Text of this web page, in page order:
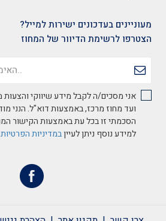
מעוניינים בעדכונים ישירות למייל?
הצטרפו לרשימת הדיוור של המחוז
אני מסכים/ה לקבל מידע שיווקי והצעות
ועד מחוז מרכז, באמצעות דוא"ל. הנני
הסכמתי זו בכל עת באמצעות הקישור
למידע נוסף ניתן לעייןבמדיניות הפרטיות